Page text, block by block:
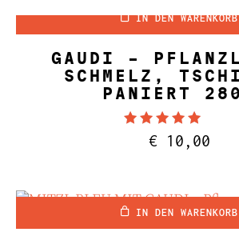
€ 55,00
IN DEN WARENKORB
GAUDI –
SCHMELZ,
PANIERT
Bewertet mit
4.89
€ 10,00
IN DEN WARENKORB